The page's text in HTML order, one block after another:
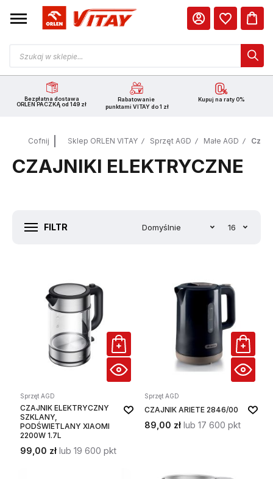
Bezpłatna dostawa
ORLEN PACZKĄ od 149 zł
Rabatowanie
punktami VITAY do 1 zł
Kupuj na raty 0%
Cofnij Sklep ORLEN VITAY Sprzęt AGD Małe AGD
CZAJNIKI ELEKTRYCZNE
FILTR Domyślnie 16
Sprzęt AGD
CZAJNIK ELEKTRYCZNY
SZKLANY,
PODŚWIETLANY XIAOMI
2200W 1.7L
99,00 zł lub 19 600 pkt
Sprzęt AGD
CZAJNIK ARIETE 2846/00
89,00 zł lub 17 600 pkt